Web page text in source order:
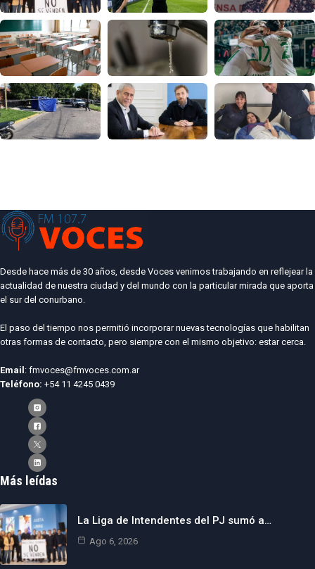
Desde hace más de 30 años, desde Voces venimos trabajando en reflejear la
actualidad de nuestra ciudad y del mundo con la particular mirada que aporta
el sur del conurbano.
El paso del tiempo nos permitió incorporar nuevas tecnologías que habilitan
otras formas de contacto, pero siempre con el mismo objetivo: estar cerca.
Email : fmvoces@fmvoces.com.ar
Teléfono: +54 11 4245 0439
Más leídas
La Liga de Intendentes del PJ sumó a…
Ago 6, 2026